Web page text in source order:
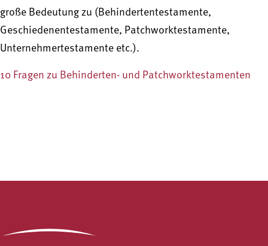
große Bedeutung zu (Behindertentestamente,
Geschiedenentestamente, Patchworktestamente,
Unternehmertestamente etc.).
10 Fragen zu Behinderten- und Patchworktestamenten